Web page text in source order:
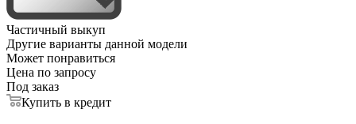
Частичный выкуп
Другие варианты данной модели
Может понравиться
Цена по запросу
Под заказ
Купить в кредит